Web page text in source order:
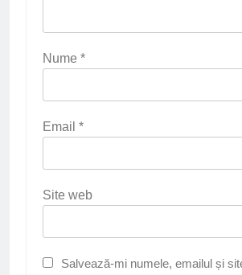
Nume *
Email *
Site web
Salvează-mi numele, emailul și